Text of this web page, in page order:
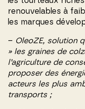
renouvelables à
les marques
– OleoZE, solution
» les graines de
l’agriculture de
proposer des
acteurs les plus
transports ;